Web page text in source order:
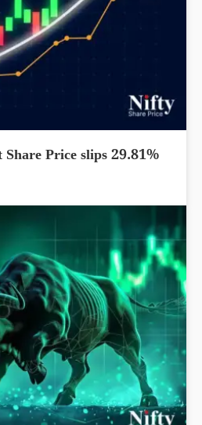
Price slips 29.81%